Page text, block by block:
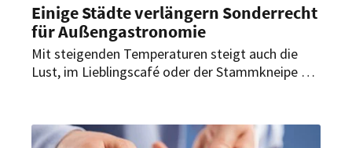
Einige Städte verlängern Sonderrecht
für Außengastronomie
Mit steigenden Temperaturen steigt auch die
Lust, im Lieblingscafé oder der Stammkneipe die
ihre Außenbereiche vergrößern. Einige Städte im
Südwesten behalten das nun bei.